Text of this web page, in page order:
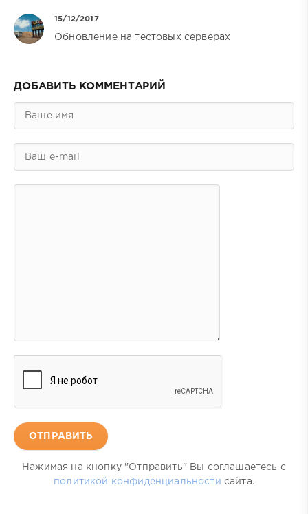
15/12/2017
Обновление на тестовых серверах
ДОБАВИТЬ КОММЕНТАРИЙ
ОТПРАВИТЬ
Нажимая на кнопку "Отправить" Вы соглашаетесь с
политикой конфиденциальности сайта.